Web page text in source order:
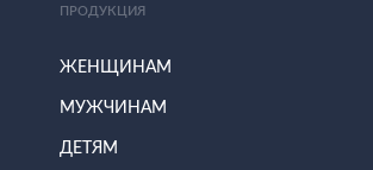
ПРОДУКЦИЯ
ЖЕНЩИНАМ
МУЖЧИНАМ
ДЕТЯМ